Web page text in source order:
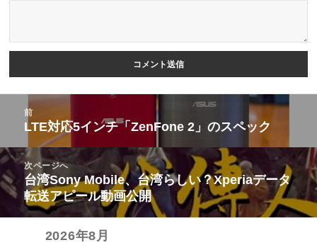
ビ
ゲ
前
前
の
投
稿:
LTE対応5インチ「ZenFone 2」のスペック
次ページへ
次
の
投
台湾Sony Mobile、台湾らしい？Xperiaデータ
転送アピール動画公開
2026年8月